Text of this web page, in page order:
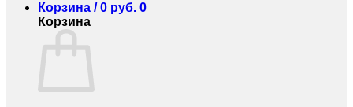
Корзина /0 руб. 0
Корзина